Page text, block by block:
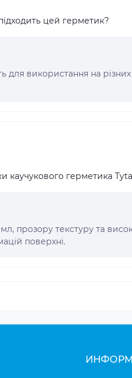
цей герметик?
для використання на
каучукового герметика
прозору текстуру та
поверхні.